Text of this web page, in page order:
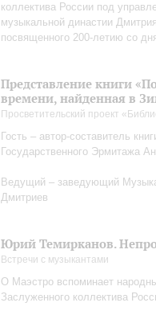
коллектива России под
музыкальной династии
посвященного 200-летию со
Представление книги
времени, найденная в
Просветительский проект
Гость – автор-составитель
Государственного Эрмитажа
Ведущий – заведующий
Дмитриев
Юрий Темирканов.
Встречи с музыкантами
О Маэстро вcпоминает
Заслуженного коллектива